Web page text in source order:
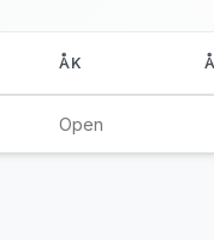
ÅK
Open